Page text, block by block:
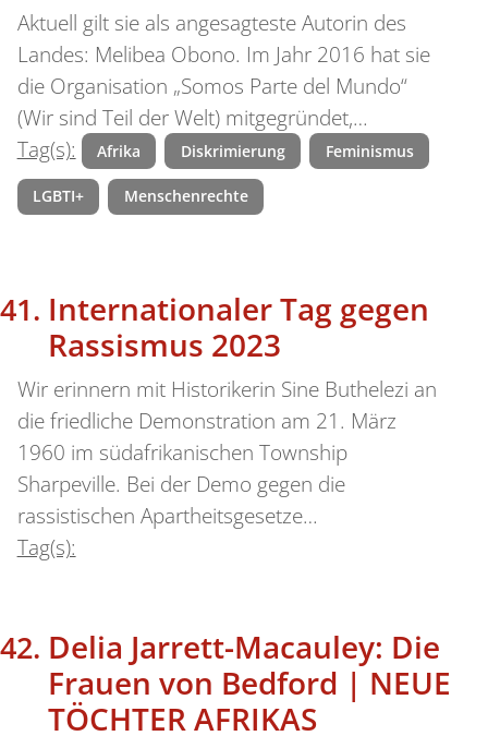
Aktuell gilt sie als angesagteste Autorin des
Landes: Melibea Obono. Im Jahr 2016 hat sie
die Organisation „Somos Parte del Mundo“
(Wir sind Teil der Welt) mitgegründet,…
Tag(s):
Afrika Diskrimierung Feminismus
LGBTI+ Menschenrechte
Internationaler Tag gegen
Rassismus 2023
Wir erinnern mit Historikerin Sine Buthelezi an
die friedliche Demonstration am 21. März
1960 im südafrikanischen Township
Sharpeville. Bei der Demo gegen die
rassistischen Apartheitsgesetze…
Tag(s):
Delia Jarrett-Macauley: Die
Frauen von Bedford | NEUE
TÖCHTER AFRIKAS